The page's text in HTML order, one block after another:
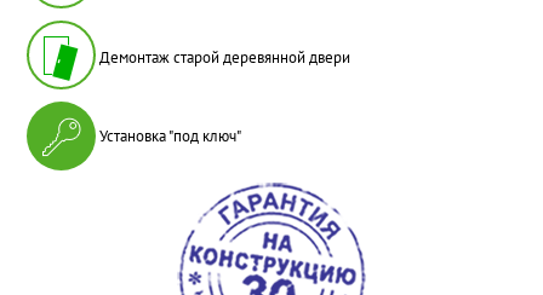
Демонтаж старой деревянной двери
Установка "под ключ"